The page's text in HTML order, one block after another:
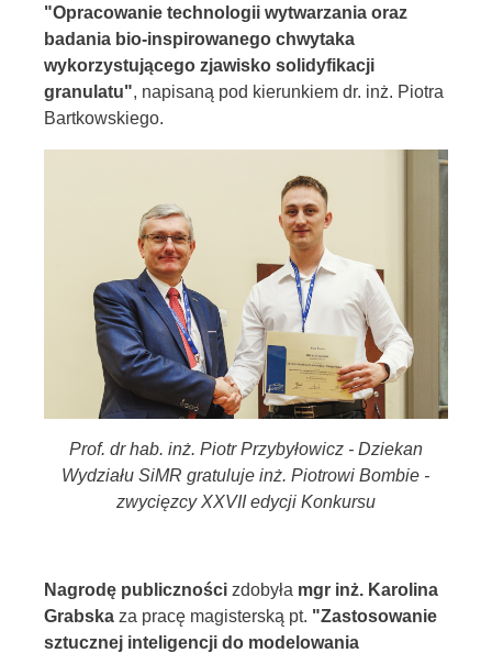
"Opracowanie technologii wytwarzania oraz
badania bio-inspirowanego chwytaka
wykorzystującego zjawisko solidyfikacji
granulatu", napisaną pod kierunkiem dr. inż. Piotra
Bartkowskiego.
Prof. dr hab. inż. Piotr Przybyłowicz - Dziekan
Wydziału SiMR gratuluje inż. Piotrowi Bombie -
zwycięzcy XXVII edycji Konkursu
Nagrodę publiczności zdobyła mgr inż. Karolina
Grabska za pracę magisterską pt. "Zastosowanie
sztucznej inteligencji do modelowania